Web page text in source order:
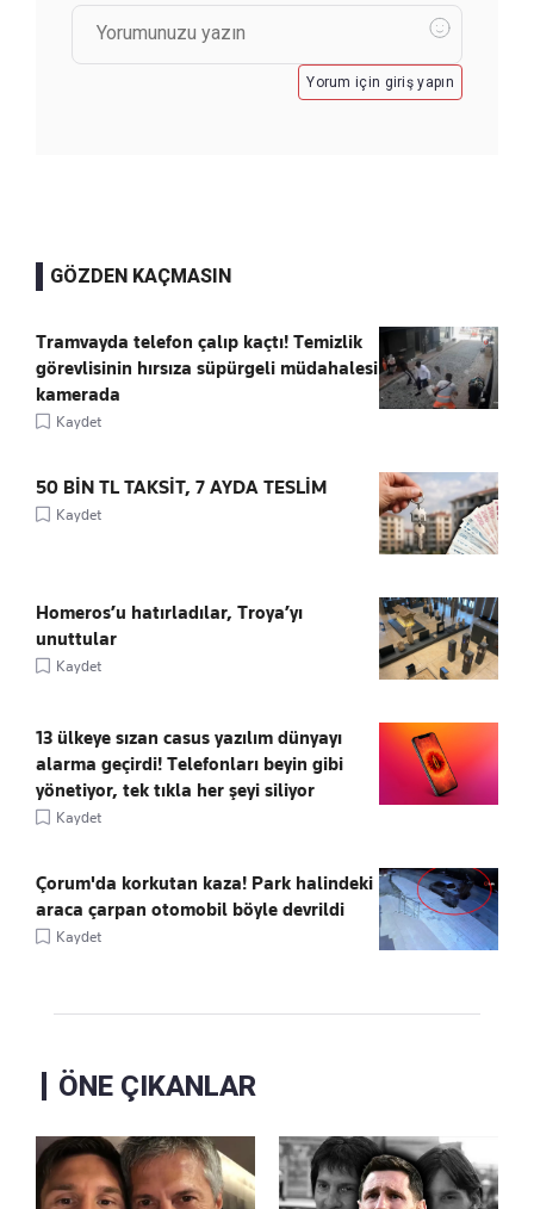
Yorum için giriş yapın
GÖZDEN KAÇMASIN
Tramvayda telefon çalıp kaçtı! Temizlik
görevlisinin hırsıza süpürgeli müdahalesi
kamerada
Kaydet
50 BİN TL TAKSİT, 7 AYDA TESLİM
Kaydet
Homeros’u hatırladılar, Troya’yı
unuttular
Kaydet
13 ülkeye sızan casus yazılım dünyayı
alarma geçirdi! Telefonları beyin gibi
yönetiyor, tek tıkla her şeyi siliyor
Kaydet
Çorum'da korkutan kaza! Park halindeki
araca çarpan otomobil böyle devrildi
Kaydet
ÖNE ÇIKANLAR